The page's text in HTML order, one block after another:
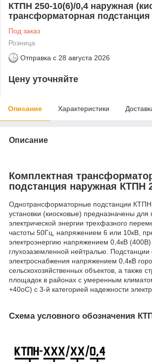
КТПН 250-10(6)/0,4 наружная
трансформаторная подстанция
Под заказ
Розница
Отправка с 28 августа 2026
Цену уточняйте
Описание Характеристики
Описание
Комплектная
подстанция наружная КТПН
Однотрансформаторные подстанции
установки (киосковые) предназначены для
электрической энергии трехфазного
частоты 50Гц, напряжением 6 или 10кВ,
электроэнергию напряжением 0,4кВ (400В)
глухозаземленной нейтралью. Подстанции
электроснабжения напряжением 0,4кВ
сельскохозяйственных объектов, а также
площадок в районах с умеренным
+40oС) с 3-й категорией надежности
Схема условного обозначения